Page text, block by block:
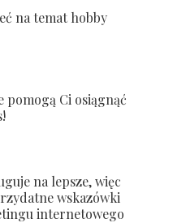
na temat hobby
pomogą Ci osiągnąć
na lepsze, więc
wskazówki
internetowego